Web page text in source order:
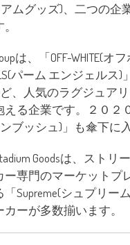
アムグッズ)、二つの企
は、「OFF-WHITE(オ
パーム エンジェルス)
ど、人気のラグジュア
える企業です。２０２
ンブッシュ)」も傘下に
Goodsは、ストリ
ー専門のマーケットプ
Supreme(シュプリー
ーが多数揃います。